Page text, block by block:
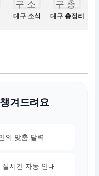
대구 소식 대구 총정리
겨드려요
의 맞춤 달력
시간 자동 안내